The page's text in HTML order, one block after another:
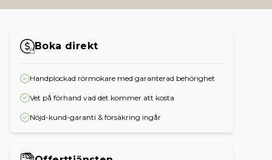
Boka direkt
Handplockad rörmokare med garanterad behörighet
Vet på förhand vad det kommer att kosta
Nöjd-kund-garanti & försäkring ingår